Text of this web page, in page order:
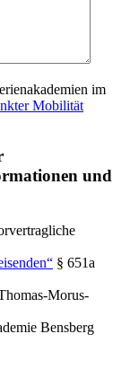
im
Mobilität
und
§ 651a
Morus-
Bensberg